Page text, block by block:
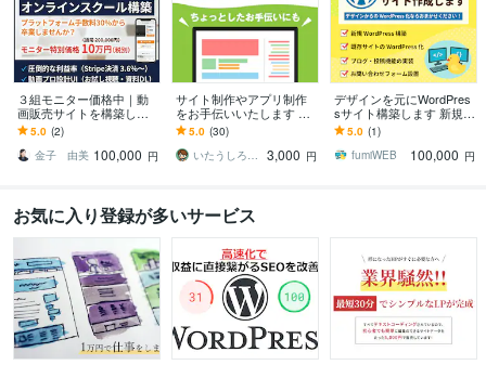
３組モニター価格中｜動
画販売サイトを構築しま
す プラットフォームへの
高額手数料を卒業し利益
を最大化します
5.0 (2)
金子 由美 100,000 円
サイト制作やアプリ制作
をお手伝いいたします デ
ザイン・コーディング・
プログラミングの悩み事
相談ください！
5.0 (30)
いたうしろ｜Desigh ＆ Web
3,000 円
デザインを元にWordPres
sサイト構築します 新規構
築・静的サイトのWordPr
ess化おまかせください！
5.0 (1)
fumiWEB
100,000 円
お気に入り登録が多いサービス